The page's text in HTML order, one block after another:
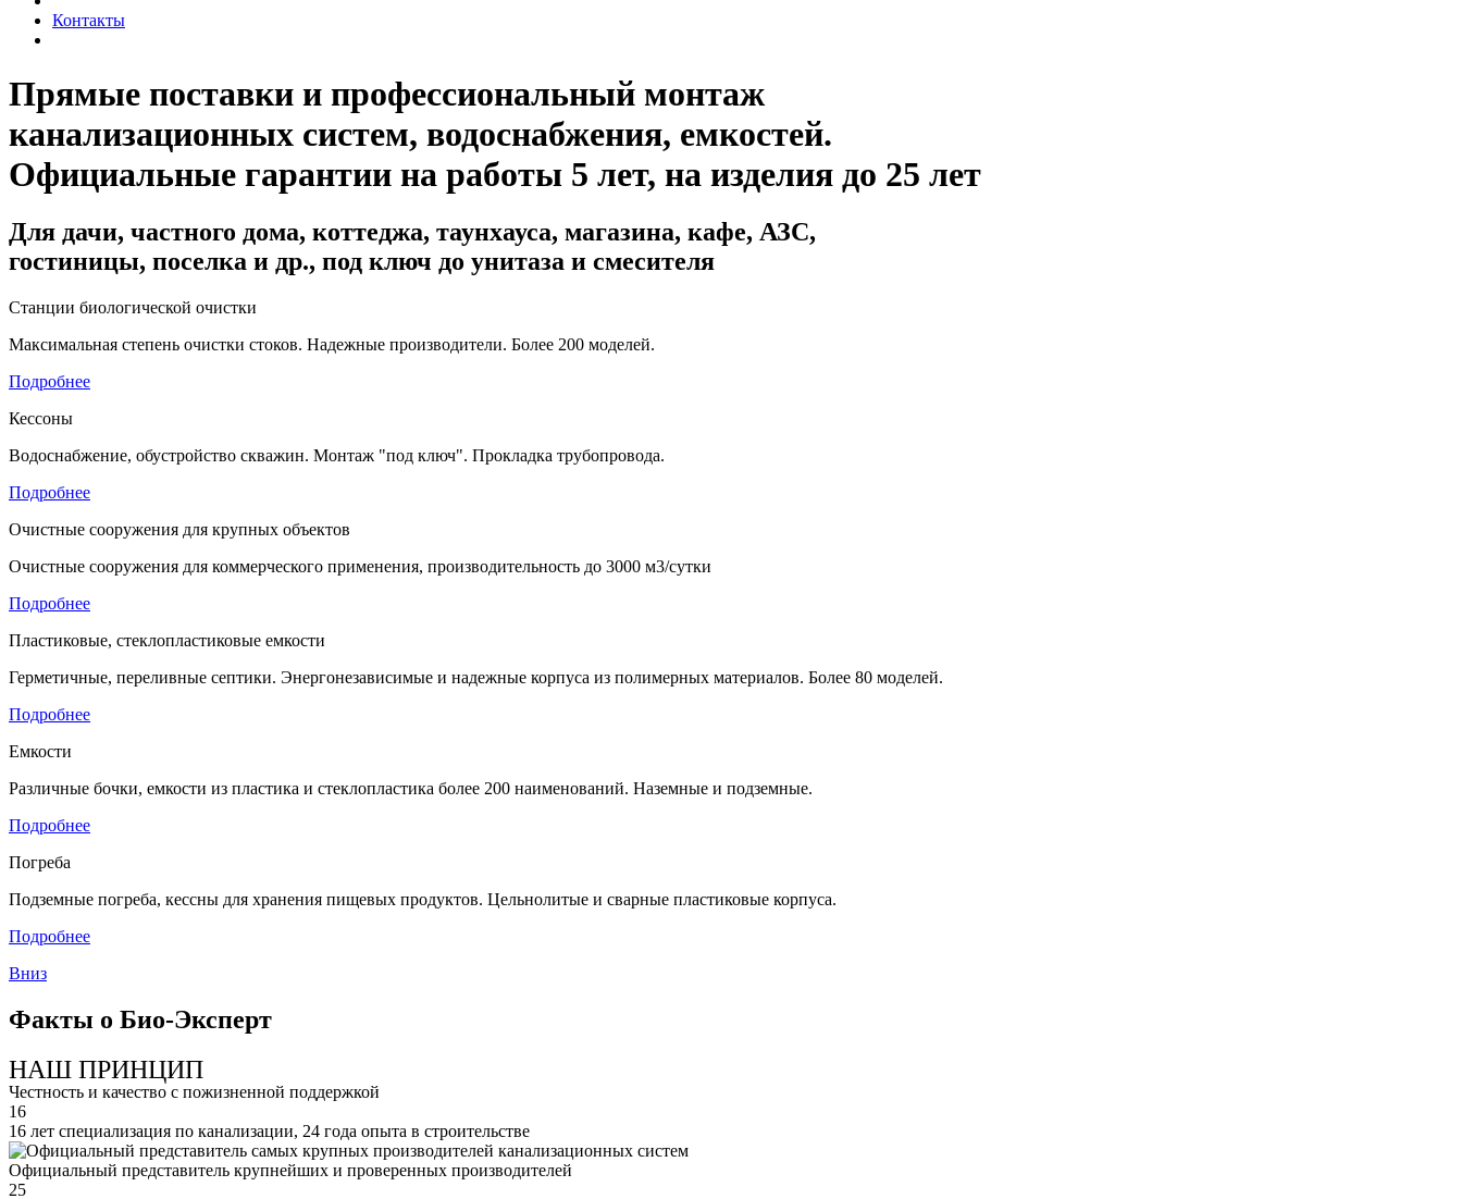
Контакты
Прямые поставки и профессиональный монтаж
канализационных систем, водоснабжения, емкостей.
Официальные гарантии на работы 5 лет, на изделия до 25 лет
Для дачи, частного дома, коттеджа, таунхауса, магазина, кафе, АЗС,
гостиницы, поселка и др., под ключ до унитаза и смесителя
Станции биологической очистки
Максимальная степень очистки стоков. Надежные производители. Более 200 моделей.
Подробнее
Кессоны
Водоснабжение, обустройство скважин. Монтаж "под ключ". Прокладка трубопровода.
Подробнее
Очистные сооружения для крупных объектов
Очистные сооружения для коммерческого применения, производительность до 3000 м3/сутки
Подробнее
Пластиковые, стеклопластиковые емкости
Герметичные, переливные септики. Энергонезависимые и надежные корпуса из полимерных материалов. Более 80 моделей.
Подробнее
Емкости
Различные бочки, емкости из пластика и стеклопластика более 200 наименований. Наземные и подземные.
Подробнее
Погреба
Подземные погреба, кессны для хранения пищевых продуктов. Цельнолитые и сварные пластиковые корпуса.
Подробнее
Вниз
Факты о Био-Эксперт
НАШ ПРИНЦИП
Честность и качество с пожизненной поддержкой
16
16 лет специализация по канализации, 24 года опыта в строительстве
Официальный представитель крупнейших и проверенных производителей
25